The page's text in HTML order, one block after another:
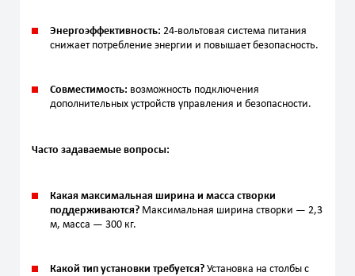
Энергоэффективность: 24-вольтовая система питания
снижает потребление энергии и повышает безопасность.
Совместимость: возможность подключения
дополнительных устройств управления и безопасности.
Часто задаваемые вопросы:
Какая максимальная ширина и масса створки
поддерживаются? Максимальная ширина створки — 2,3
м, масса — 300 кг.
Какой тип установки требуется? Установка на столбы с